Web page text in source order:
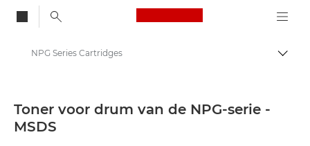
Canon Logo, back
Safety datasheets
NPG Series Cartridges
Toner voor drum van de NPG-serie -
MSDS